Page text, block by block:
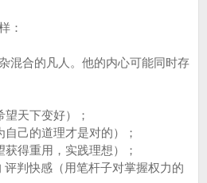
：
混合的凡人。他的内心可能同时存
天下变好）；
己的道理才是对的）；
得重用，实践理想）；
评判快感（用笔杆子对掌握权力的